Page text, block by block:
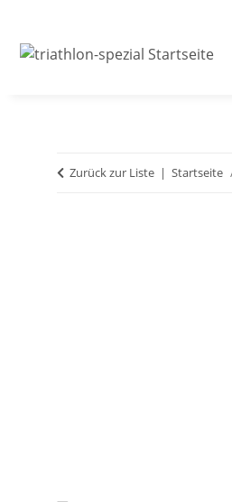
Zurück zur Liste Startseite